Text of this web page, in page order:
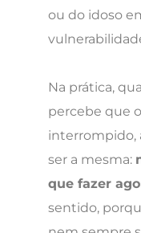
ou do idoso
Na prática,
percebe que
interrompido,
ser a mesma:
que fazer
sentido,